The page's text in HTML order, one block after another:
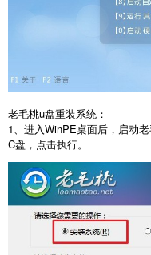
老毛桃u盘重装系统：
1、进入WinPE桌面后，启动
C盘，点击执行。